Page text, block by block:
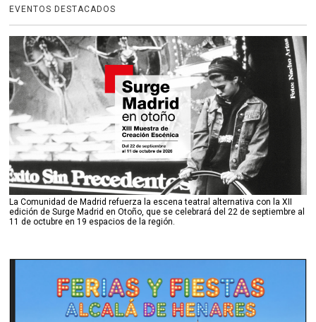
EVENTOS DESTACADOS
La Comunidad de Madrid refuerza la escena teatral alternativa con la XII
edición de Surge Madrid en Otoño, que se celebrará del 22 de septiembre al
11 de octubre en 19 espacios de la región.